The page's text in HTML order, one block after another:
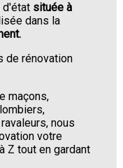
d'état située à
dans la
de rénovation
maçons,
nous
votre
Z tout en gardant